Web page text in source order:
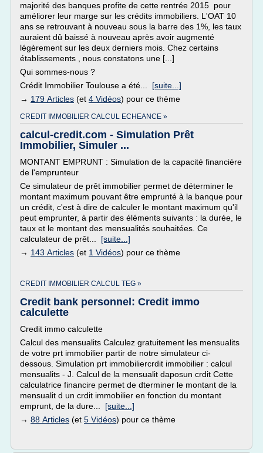
majorité des banques profite de cette rentrée 2015 pour
améliorer leur marge sur les crédits immobiliers. L'OAT 10
ans se retrouvant à nouveau sous la barre des 1%, les taux
auraient dû baissé à nouveau après avoir augmenté
légèrement sur les deux derniers mois. Chez certains
établissements , nous constatons une [...]
Qui sommes-nous ?
Crédit Immobilier Toulouse a été... [suite...]
→ 179 Articles (et 4 Vidéos) pour ce thème
CREDIT IMMOBILIER CALCUL ECHEANCE »
calcul-credit.com - Simulation Prêt
Immobilier, Simuler ...
MONTANT EMPRUNT : Simulation de la capacité financière
de l'emprunteur
Ce simulateur de prêt immobilier permet de déterminer le
montant maximum pouvant être emprunté à la banque pour
un crédit, c'est à dire de calculer le montant maximum qu'il
peut emprunter, à partir des éléments suivants : la durée, le
taux et le montant des mensualités souhaitées. Ce
calculateur de prêt... [suite...]
→ 143 Articles (et 1 Vidéos) pour ce thème
CREDIT IMMOBILIER CALCUL TEG »
Credit bank personnel: Credit immo
calculette
Credit immo calculette
Calcul des mensualits Calculez gratuitement les mensualits
de votre prt immobilier partir de notre simulateur ci-
dessous. Simulation prt immobiliercrdit immobilier : calcul
mensualits - J. Calcul de la mensualit daposun crdit Cette
calculatrice financire permet de dterminer le montant de la
mensualit d un crdit immobilier en fonction du montant
emprunt, de la dure... [suite...]
→ 88 Articles (et 5 Vidéos) pour ce thème